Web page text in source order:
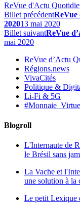
ReVue d'Actu
Billet précédentReVue
202013 mai 2020
Billet suivantReVue
mai 2020
ReVue d’Actu
Régions.news
VivaCités
Politique &
Li-Fi & 5G
Blogroll
L'Internaute de
le Brésil sans
La Vache et
une solution à la
Le petit Lexique